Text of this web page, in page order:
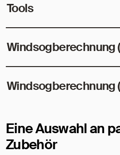
Tools
Windsogberechnung
Windsogberechnung
Eine Auswahl an
Zubehör